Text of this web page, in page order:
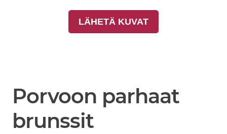
LÄHETÄ KUVAT
Porvoon parhaat
brunssit